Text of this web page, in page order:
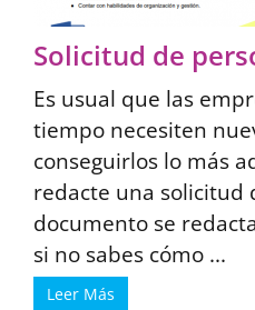
Solicitud de
Es usual que las
tiempo necesiten
conseguirlos lo más
redacte una solicitud
documento se
si no sabes cómo ...
Leer Más